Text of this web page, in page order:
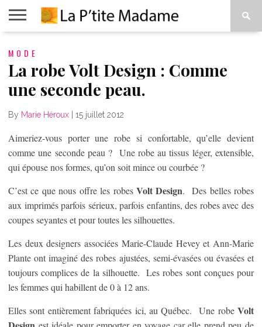
BEAUTÉ
MODE
ART
VIVRE
À
MODE
La robe Volt Design : Comme
une seconde peau.
By Marie Héroux 15 juillet 2012
Aimeriez-vous porter une robe si confortable, qu’elle devient
comme une seconde peau ? Une robe au tissus léger, extensible,
qui épouse nos formes, qu’on soit mince ou courbée ?
C’est ce que nous offre les robes Volt Design. Des belles robes
aux imprimés parfois sérieux, parfois enfantins, des robes avec des
coupes seyantes et pour toutes les silhouettes.
Les deux designers associées Marie-Claude Hevey et Ann-Marie
Plante ont imaginé des robes ajustées, semi-évasées ou évasées et
toujours complices de la silhouette. Les robes sont conçues pour
les femmes qui habillent de 0 à 12 ans.
Elles sont entièrement fabriquées ici, au Québec. Une robe Volt